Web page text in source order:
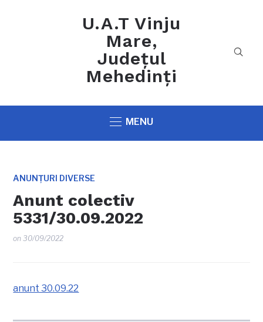
U.A.T Vinju
Mare,
Județul
Mehedinți
MENU
ANUNȚURI DIVERSE
Anunt colectiv
5331/30.09.2022
on30/09/2022
anunt 30.09.22